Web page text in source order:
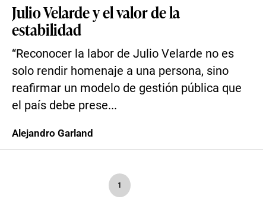
Julio Velarde y el valor de la
estabilidad
“Reconocer la labor de Julio Velarde no es
solo rendir homenaje a una persona, sino
reafirmar un modelo de gestión pública que
el país debe prese...
Alejandro Garland
1